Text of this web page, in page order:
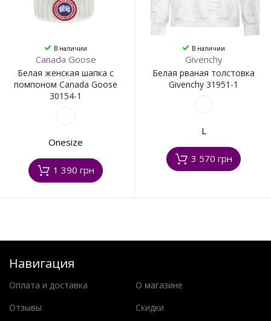
В наличии
Canada Goose
Белая женская шапка с
помпоном Canada Goose
30154-1
Onesize
1 390 грн
В наличии
Givenchy
Белая рваная толстовка
Givenchy 31951-1
L
3 570 грн
Навигация
Оплата и доставка
О магазине
Отзывы
Скидки